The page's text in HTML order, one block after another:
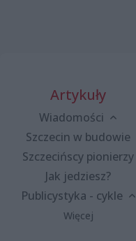
Artykuły
Wiadomości
Szczecin w budowie
Szczecińscy pionierzy
Jak jedziesz?
Publicystyka - cykle
Więcej